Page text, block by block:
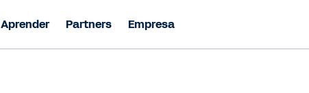
Aprender Partners Empresa